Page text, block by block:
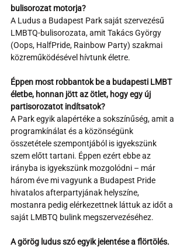
bulisorozat motorja?
A Ludus a Budapest Park saját szervezésű
LMBTQ-bulisorozata, amit Takács György
(Oops, HalfPride, Rainbow Party) szakmai
közreműködésével hívtunk életre.
Éppen most robbantok be a budapesti LMBT
életbe, honnan jött az ötlet, hogy egy új
partisorozatot indítsatok?
A Park egyik alapértéke a sokszínűség, amit a
programkínálat és a közönségünk
összetétele szempontjából is igyekszünk
szem előtt tartani. Éppen ezért ebbe az
irányba is igyekszünk mozgolódni – már
három éve mi vagyunk a Budapest Pride
hivatalos afterpartyjának helyszíne,
mostanra pedig elérkezettnek láttuk az időt a
saját LMBTQ bulink megszervezéséhez.
A görög ludus szó egyik jelentése a flörtölés.